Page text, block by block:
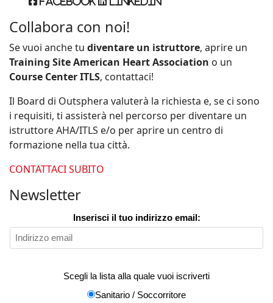
Collabora con noi!
Se vuoi anche tu diventare un istruttore, aprire un
Training Site American Heart Association o un
Course Center ITLS, contattaci!
Il Board di Outsphera valuterà la richiesta e, se ci sono
i requisiti, ti assisterà nel percorso per diventare un
istruttore AHA/ITLS e/o per aprire un centro di
formazione nella tua città.
CONTATTACI SUBITO
Newsletter
Inserisci il tuo indirizzo email:
Scegli la lista alla quale vuoi iscriverti
Sanitario / Soccorritore